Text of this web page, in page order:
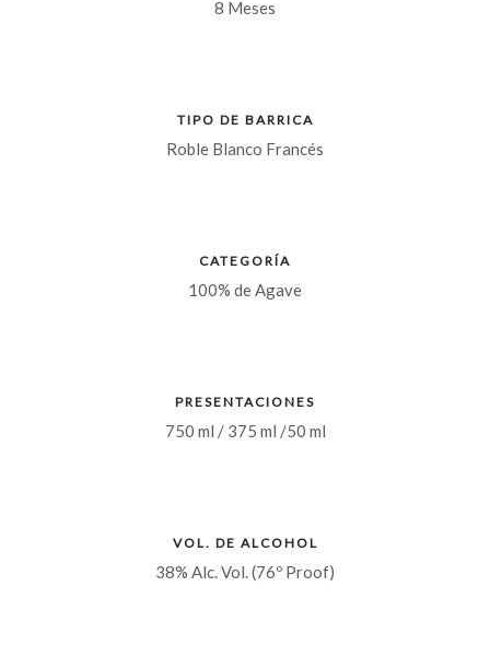
8 Meses
TIPO DE BARRICA
Roble Blanco Francés
CATEGORÍA
100% de Agave
PRESENTACIONES
750 ml / 375 ml /50 ml
VOL. DE ALCOHOL
38% Alc. Vol. (76º Proof)